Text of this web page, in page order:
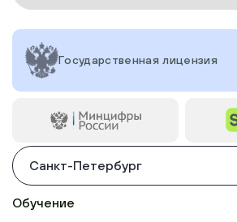
Государственная лицензия
Санкт-Петербург
Обучение